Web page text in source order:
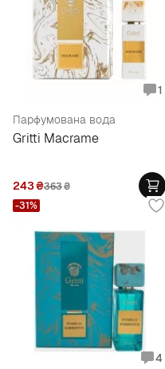
1
Парфумована вода
Gritti Macrame
243₴363₴
4
-31%